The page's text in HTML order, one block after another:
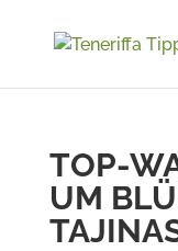
TOP-
UM